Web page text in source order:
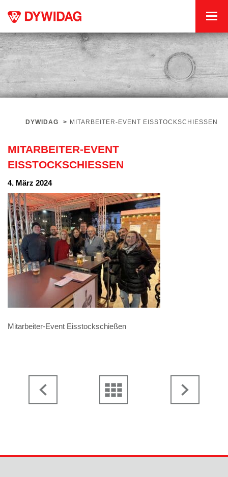
DYWIDAG > MITARBEITER-EVENT EISSTOCKSCHIESSEN
MITARBEITER-EVENT
EISSTOCKSCHIESSEN
4. März 2024
Mitarbeiter-Event Eisstockschießen